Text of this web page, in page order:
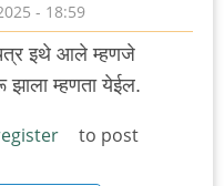
- 18:59
इथे आले म्हणजे
म्हणता येईल.
to post